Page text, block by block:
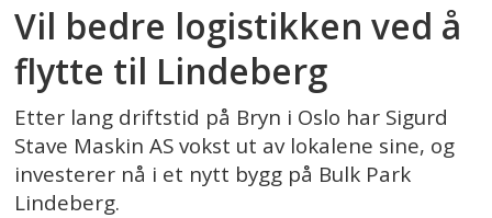
Vil bedre logistikken ved å
flytte til Lindeberg
Etter lang driftstid på Bryn i Oslo har Sigurd
Stave Maskin AS vokst ut av lokalene sine, og
investerer nå i et nytt bygg på Bulk Park
Lindeberg.